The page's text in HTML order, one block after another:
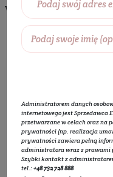
witaminą C
0 zł
Wybierz
Rozwiń listę
Administratorem danych
internetowego jest Sprzedawca
przetwarzane w celach oraz na
prywatności (np. realizacja
prywatnościzawiera pełną
administratora wraz z prawami
Szybki kontakt z
tel.:+48 732 728 888